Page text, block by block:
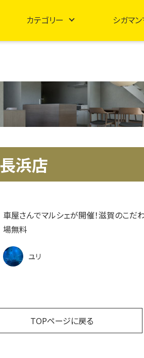
カテゴリー シガマ
浜店
車屋さんでマルシェが開催！滋賀のこだ
場無料
ユリ
TOPページに戻る